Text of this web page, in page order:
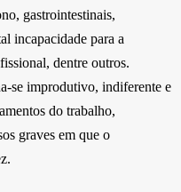
gastrointestinais,
incapacidade para a
dentre outros.
se improdutivo, indiferente e
do trabalho,
graves em que o